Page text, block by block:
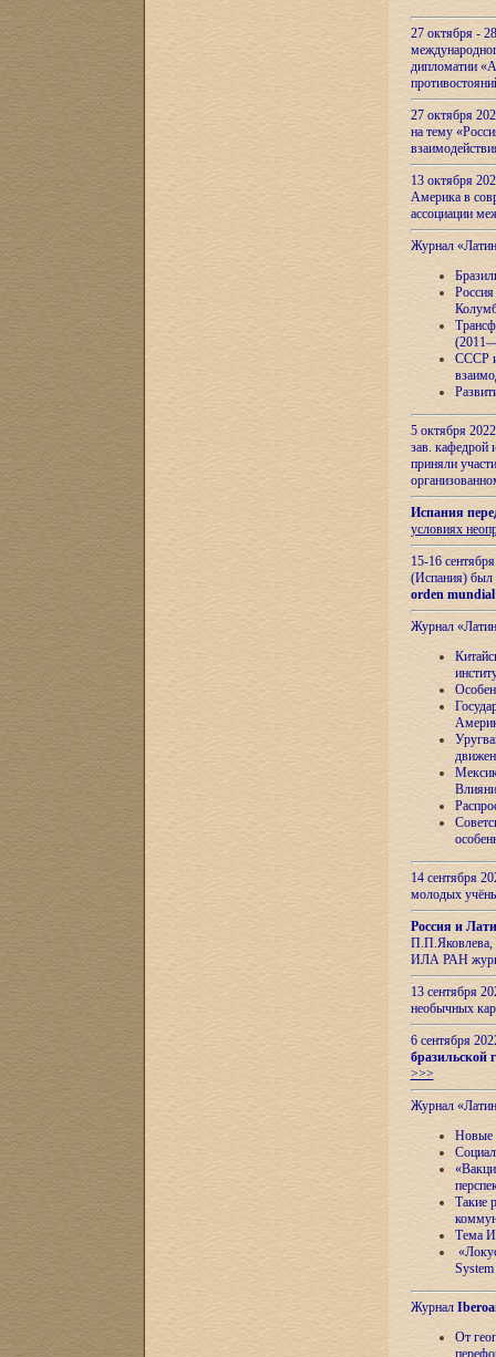
27 октября -
дипломатии
27 октября
на тему
13 октября
Америка в
ассоциации
Журнал
СССР и
5 октября
зав.
приняли
Испания
условиях
15-16
(Испания) был
orden
Журнал
14 сентября
молодых
Россия и
П.П.Яковлева,
ИЛА РАН
13 сентября
необычных
6 сентября
бразильской
>>>
Журнал
Новые
Такие
Тема
Журнал
От